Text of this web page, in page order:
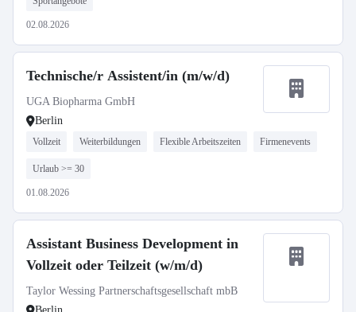
02.08.2026
Technische/r Assistent/in (m/w/d)
UGA Biopharma GmbH
Berlin
Vollzeit Weiterbildungen Flexible Arbeitszeiten Firmenevents
Urlaub >= 30
01.08.2026
Assistant Business Development in
Vollzeit oder Teilzeit (w/m/d)
Taylor Wessing Partnerschaftsgesellschaft mbB